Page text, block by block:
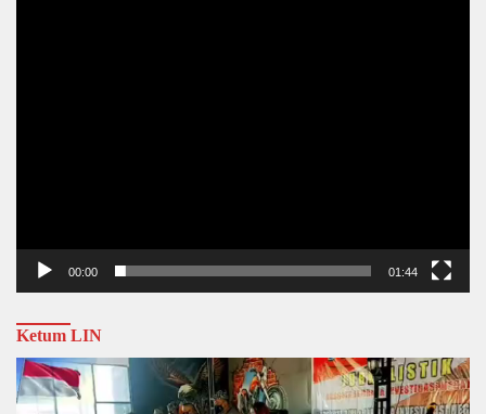
00:00 01:44
Ketum LIN
Video
Player